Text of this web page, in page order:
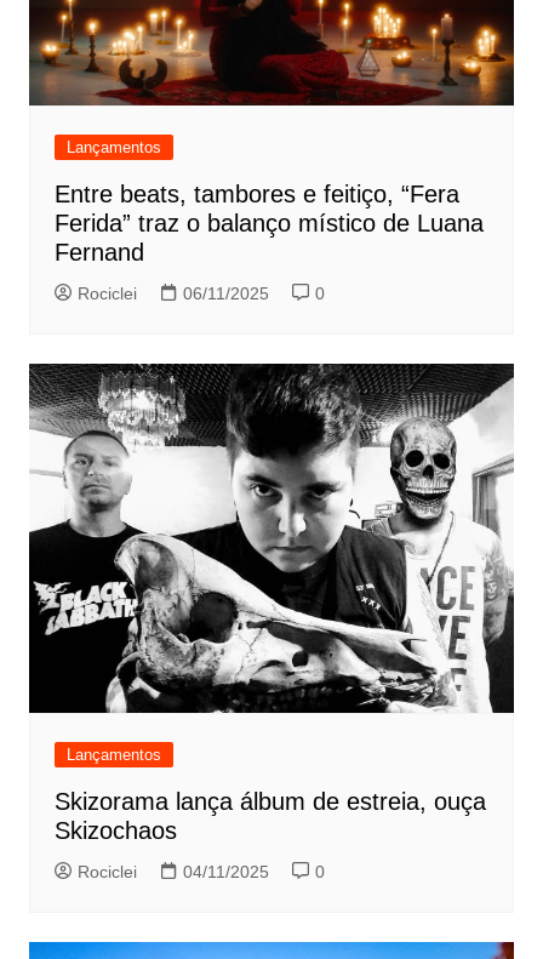
Lançamentos
Entre beats, tambores e feitiço, “Fera
Ferida” traz o balanço místico de Luana
Fernand
Rociclei 06/11/2025 0
Lançamentos
Skizorama lança álbum de estreia, ouça
Skizochaos
Rociclei 04/11/2025 0